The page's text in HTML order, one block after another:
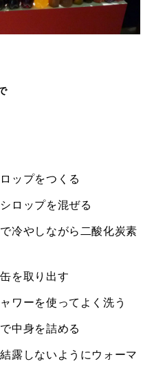
ップをつくる
ロップを混ぜる
冷やしながら二酸化炭素
を取り出す
ワーを使ってよく洗う
中身を詰める
露しないようにウォーマ